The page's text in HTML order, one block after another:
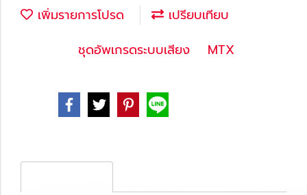
เพิ่มรายการโปรด
เปรียบเทียบ
ชุดอัพเกรดระบบเสียง MTX